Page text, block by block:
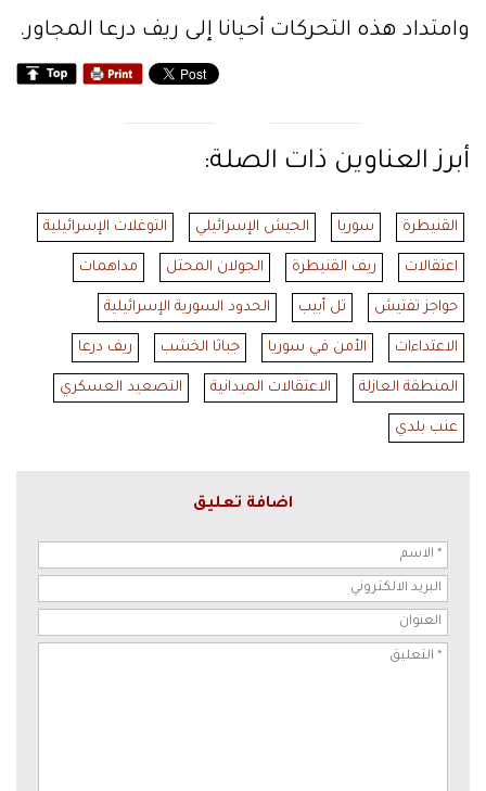
وامتداد هذه التحركات أحيانا إلى ريف درعا المجاور.
أبرز العناوين ذات الصلة:
القنيطرة سوريا الجيش الإسرائيلي التوغلات الإسرائيلية
اعتقالات ريف القنيطرة الجولان المحتل مداهمات
حواجز تفتيش تل أبيب الحدود السورية الإسرائيلية
الاعتداءات الأمن في سوريا جباثا الخشب ريف درعا
المنطقة العازلة الاعتقالات الميدانية التصعيد العسكري
عنب بلدي
اضافة تعليق